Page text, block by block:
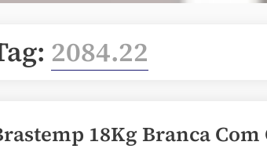
2084.22
18Kg Branca Com